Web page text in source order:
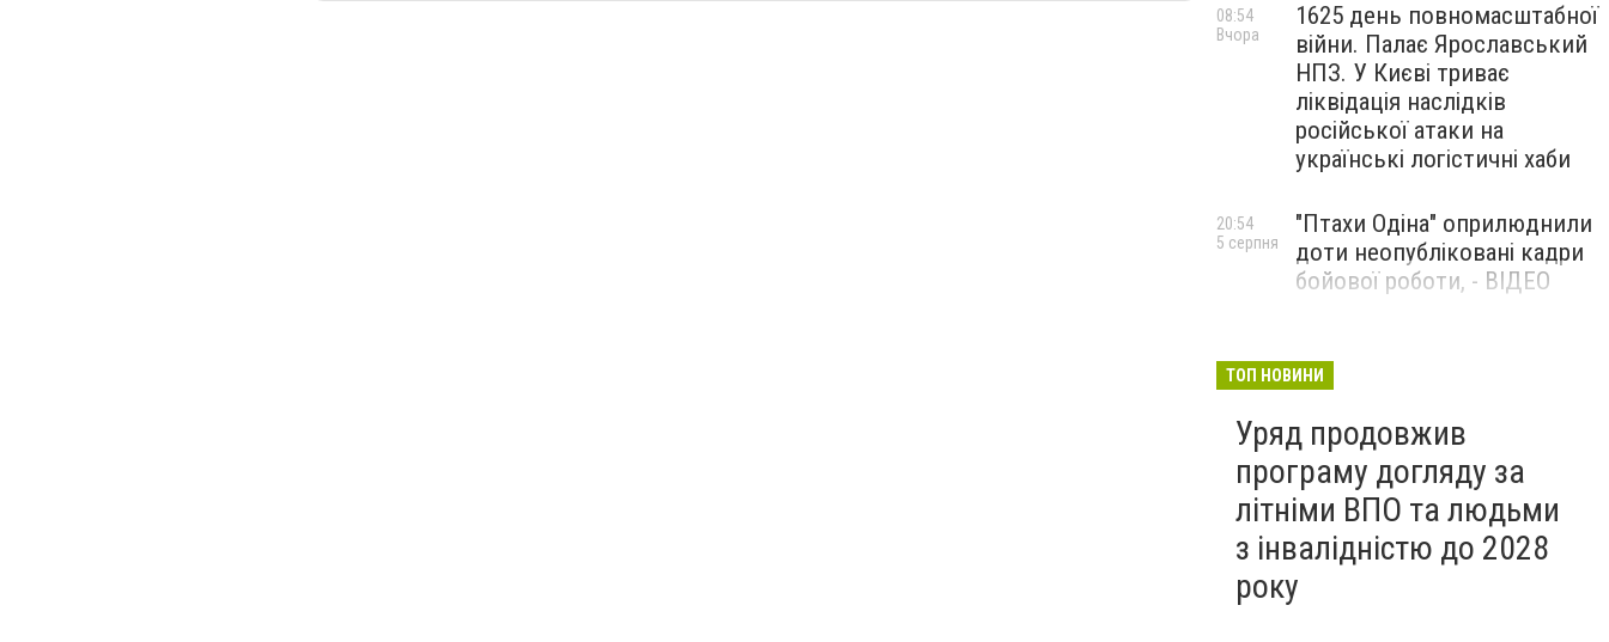
1625 день повномасштабної
війни. Палає Ярославський
НПЗ. У Києві триває
ліквідація наслідків
російської атаки на
українські логістичні хаби
08:54
Вчора
"Птахи Одіна" оприлюднили
доти неопубліковані кадри
бойової роботи, - ВІДЕО
20:54
5 серпня
Бєдняков зіграє тата
новому українському
фільмі, - ФОТО
5 серпня
ТОП НОВИНИ
Уряд продовжив
програму догляду за
літніми ВПО та людьми
з інвалідністю до 2028
року